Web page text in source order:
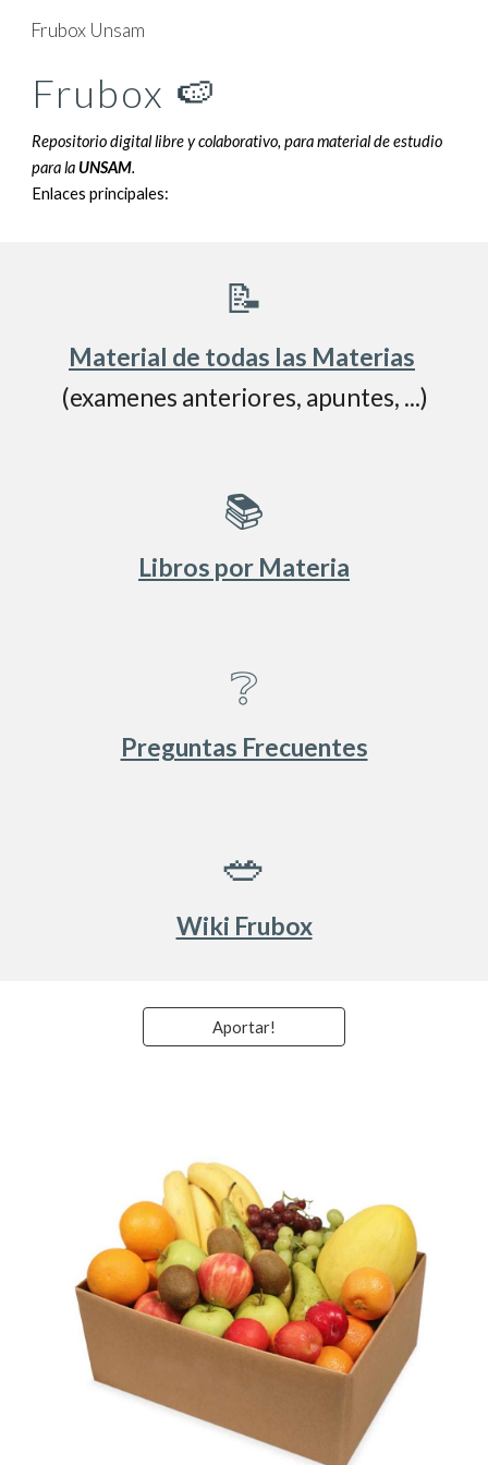
Skip to main content
Frubox Unsam
Frubox 🍉
Repositorio digital libre y colaborativo, para material de estudio
para la UNSAM.
Enlaces principales:
📝
Material de todas las Materias
(examenes anteriores, apuntes, ...)
📚
Libros por Materia
❔
Preguntas Frecuentes
🥗
Wiki Frubox
Aportar!